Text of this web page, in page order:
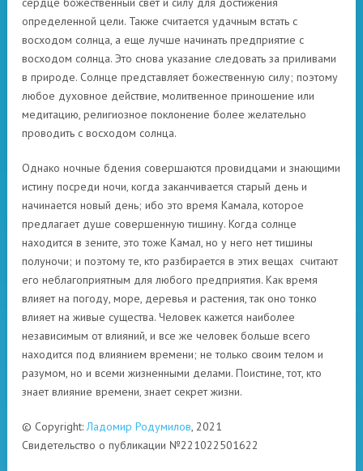
определенной цели. Также считается удачным встать с
восходом солнца, а еще лучше начинать предприятие с
восходом солнца. Это снова указание следовать за приливами
в природе. Солнце представляет божественную силу; поэтому
любое духовное действие, молитвенное приношение или
медитацию, религиозное поклонение более желательно
проводить с восходом солнца.
Однако ночные бдения совершаются провидцами и знающими
истину посреди ночи, когда заканчивается старый день и
начинается новый день; ибо это время Камала, которое
предлагает душе совершенную тишину. Когда солнце
находится в зените, это тоже Камал, но у него нет тишины
полуночи; и поэтому те, кто разбирается в этих вещах считают
его неблагоприятным для любого предприятия. Как время
влияет на погоду, море, деревья и растения, так оно тонко
влияет на живые существа. Человек кажется наиболее
независимым от влияний, и все же человек больше всего
находится под влиянием времени; не только своим телом и
разумом, но и всеми жизненными делами. Поистине, тот, кто
знает влияние времени, знает секрет жизни.
© Copyright:Ладомир Родумилов, 2021
Свидетельство о публикации №221022501622